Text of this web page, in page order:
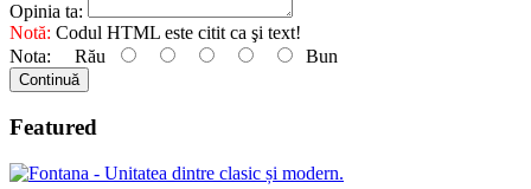
Opinia ta:
Notă: Codul HTML este citit ca şi text!
Nota: Rău Bun
Continuă
Featured